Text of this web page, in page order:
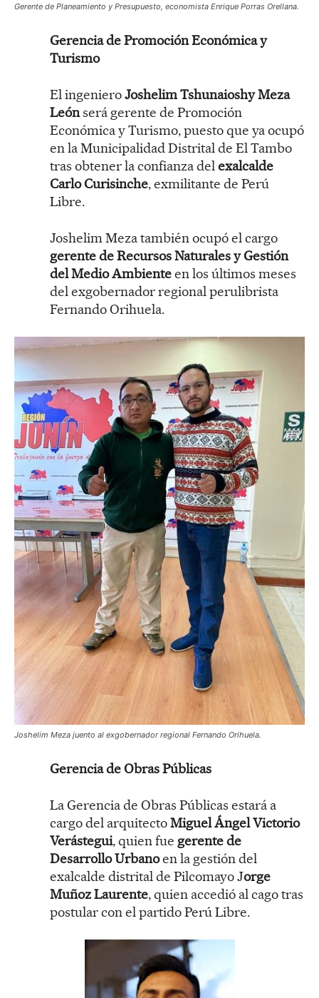
Gerente de Planeamiento y Presupuesto, economista Enrique Porras Orellana.
Gerencia de Promoción Económica y
Turismo
El ingenieroJoshelim Tshunaioshy Meza
Leónserá gerente de Promoción
Económica y Turismo, puesto que ya ocupó
en la Municipalidad Distrital de El Tambo
tras obtener la confianza delexalcalde
Carlo Curisinche, exmilitante de Perú
Libre.
Joshelim Meza también ocupó el cargo
gerente de Recursos Naturales y Gestión
del Medio Ambienteen los últimos meses
del exgobernador regional perulibrista
Fernando Orihuela.
Joshelim Meza juento al exgobernador regional Fernando Orihuela.
Gerencia de Obras Públicas
La Gerencia de Obras Públicas estará a
cargo del arquitectoMiguel Ángel Victorio
Verástegui, quien fue gerente de
Desarrollo Urbanoen la gestión del
exalcalde distrital de Pilcomayo Jorge
Muñoz Laurente, quien accedió al cago tras
postular con el partido Perú Libre.